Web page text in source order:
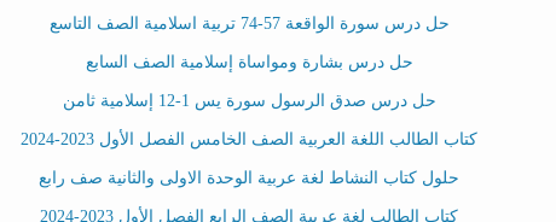
حل درس سورة الواقعة 57-74 تربية اسلامية الصف التاسع
حل درس بشارة ومواساة إسلامية الصف السابع
حل درس صدق الرسول سورة يس 1-12 إسلامية ثامن
كتاب الطالب اللغة العربية الصف الخامس الفصل الأول 2023-2024
حلول كتاب النشاط لغة عربية الوحدة الاولى والثانية صف رابع
كتاب الطالب لغة عربية الصف الرابع الفصل الأول 2023-2024